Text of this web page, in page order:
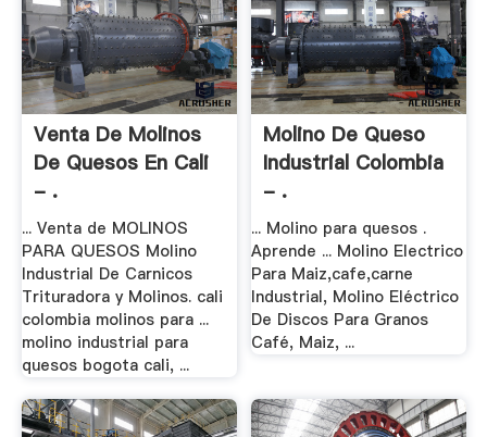
Venta De Molinos
De Quesos En Cali
- .
... Venta de MOLINOS
PARA QUESOS Molino
Industrial De Carnicos
Trituradora y Molinos. cali
colombia molinos para ...
molino industrial para
quesos bogota cali, ...
Molino De Queso
Industrial Colombia
- .
... Molino para quesos .
Aprende ... Molino Electrico
Para Maiz,cafe,carne
Industrial, Molino Eléctrico
De Discos Para Granos
Café, Maiz, ...